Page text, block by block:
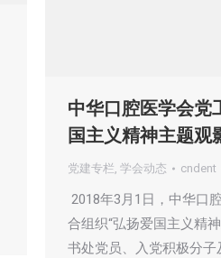
中华口腔医学会党
国主义精神主题观
党建专栏, 学会动态 cndent
2018年3月1日，中华口
合组织“弘扬爱国主义精
书处党员、入党积极分